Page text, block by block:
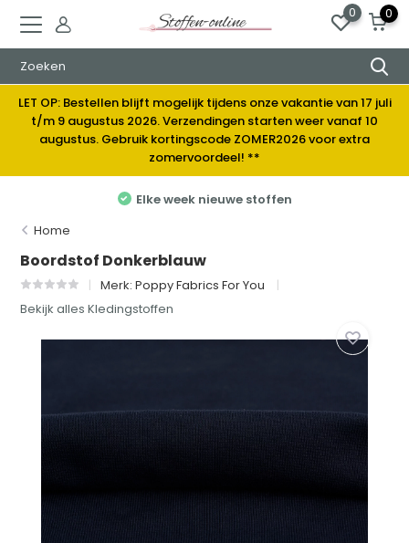
0 0
LET OP: Bestellen blijft mogelijk tijdens onze vakantie van 17 juli
t/m 9 augustus 2026. Verzendingen starten weer vanaf 10
augustus. Gebruik kortingscode ZOMER2026 voor extra
zomervoordeel! **
Elke week nieuwe stoffen
Home
Boordstof Donkerblauw
Merk:Poppy Fabrics For You
Bekijk alles Kledingstoffen